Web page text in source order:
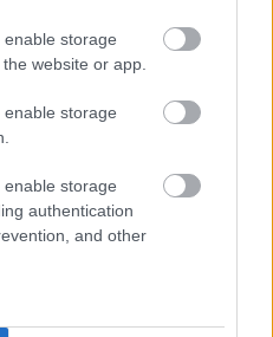
storage
website or app.
storage
storage
authentication
and other
produkálni